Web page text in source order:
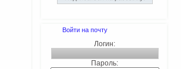
Войти на почту
Логин:
Пароль: